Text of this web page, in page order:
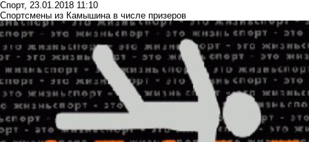
Спорт, 23.01.2018 11:10
Спортсмены из Камышина в числе призеров